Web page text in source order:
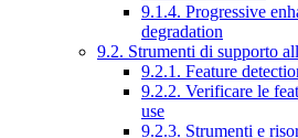
9.1.4. Progressive
degradation
9.2. Strumenti di supporto
9.2.1. Feature
9.2.2. Verificare le
use
9.2.3. Strumenti e